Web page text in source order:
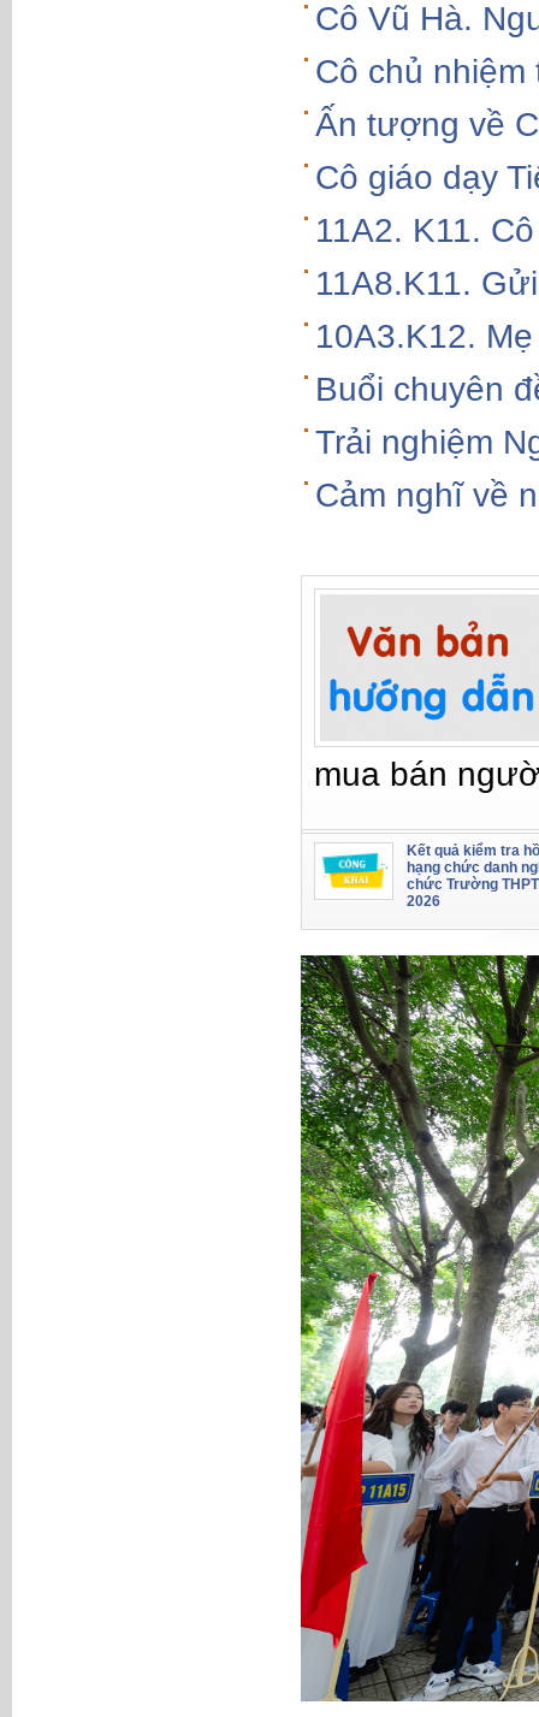
Cô Vũ Hà.
Cô chủ nhiệm
Ấn tượng về
Cô giáo dạy
11A2. K11.
11A8.K11.
10A3.K12.
Buổi chuyên
Trải nghiệm
Cảm nghĩ về
mua bán
Kết quả kiểm tra
hạng chức danh
chức Trường
2026